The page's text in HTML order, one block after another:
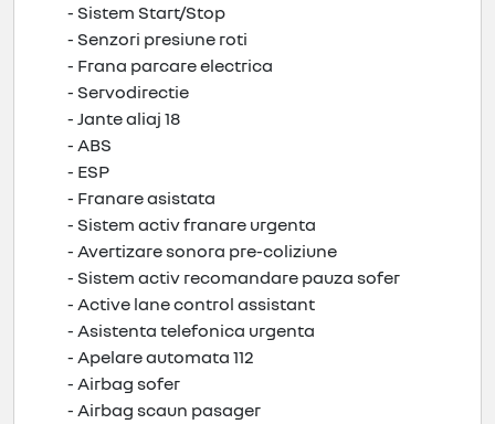
- Sistem Start/Stop
- Senzori presiune roti
- Frana parcare electrica
- Servodirectie
- Jante aliaj 18
- ABS
- ESP
- Franare asistata
- Sistem activ franare urgenta
- Avertizare sonora pre-coliziune
- Sistem activ recomandare pauza sofer
- Active lane control assistant
- Asistenta telefonica urgenta
- Apelare automata 112
- Airbag sofer
- Airbag scaun pasager